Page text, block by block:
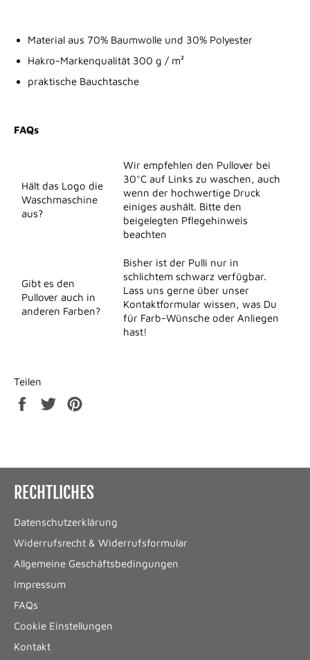
Material aus 70% Baumwolle und 30% Polyester
Hakro-Markenqualität 300 g / m²
praktische Bauchtasche
FAQs
Hält das Logo die
Waschmaschine
aus?
Wir empfehlen den Pullover bei
30°C auf Links zu waschen, auch
wenn der hochwertige Druck
einiges aushält. Bitte den
beigelegten Pflegehinweis
beachten
Gibt es den
Pullover auch in
anderen Farben?
Bisher ist der Pulli nur in
schlichtem schwarz verfügbar.
Lass uns gerne über unser
Kontaktformular wissen, was Du
für Farb-Wünsche oder Anliegen
hast!
Teilen
Auf
Facebook
Auf
Twitter
RECHTLICHES
Datenschutzerklärung
Widerrufsrecht & Widerrufsformular
Allgemeine Geschäftsbedingungen
Impressum
FAQs
Cookie Einstellungen
Kontakt